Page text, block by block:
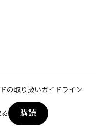
の取り扱いガイドライン
購読